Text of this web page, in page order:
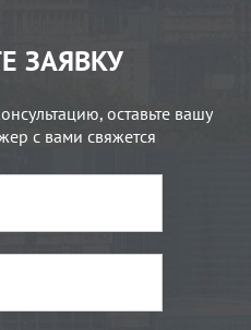
ЗАЯВКУ
оставьте вашу
с вами свяжется